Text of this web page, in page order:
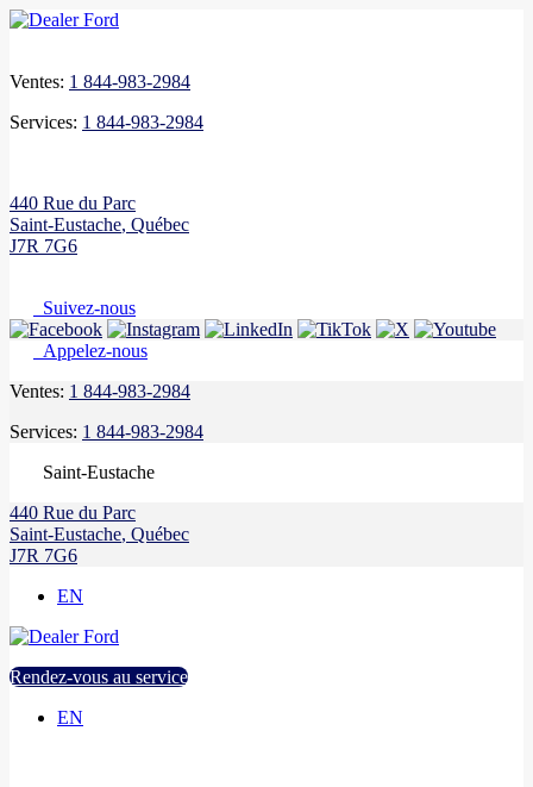
Ventes: 1 844-983-2984
Services: 1 844-983-2984
440 Rue du Parc
Saint-Eustache, Québec
J7R 7G6
Suivez-nous
Appelez-nous
Ventes: 1 844-983-2984
Services: 1 844-983-2984
Saint-Eustache
440 Rue du Parc
Saint-Eustache, Québec
J7R 7G6
EN
Rendez-vous au service
EN